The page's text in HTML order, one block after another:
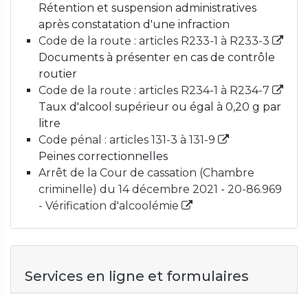
Rétention et suspension administratives
après constatation d'une infraction
Code de la route : articles R233-1 à R233-3
Documents à présenter en cas de contrôle
routier
Code de la route : articles R234-1 à R234-7
Taux d'alcool supérieur ou égal à 0,20 g par
litre
Code pénal : articles 131-3 à 131-9
Peines correctionnelles
Arrêt de la Cour de cassation (Chambre
criminelle) du 14 décembre 2021 - 20-86.969
- Vérification d'alcoolémie
Services en ligne et formulaires